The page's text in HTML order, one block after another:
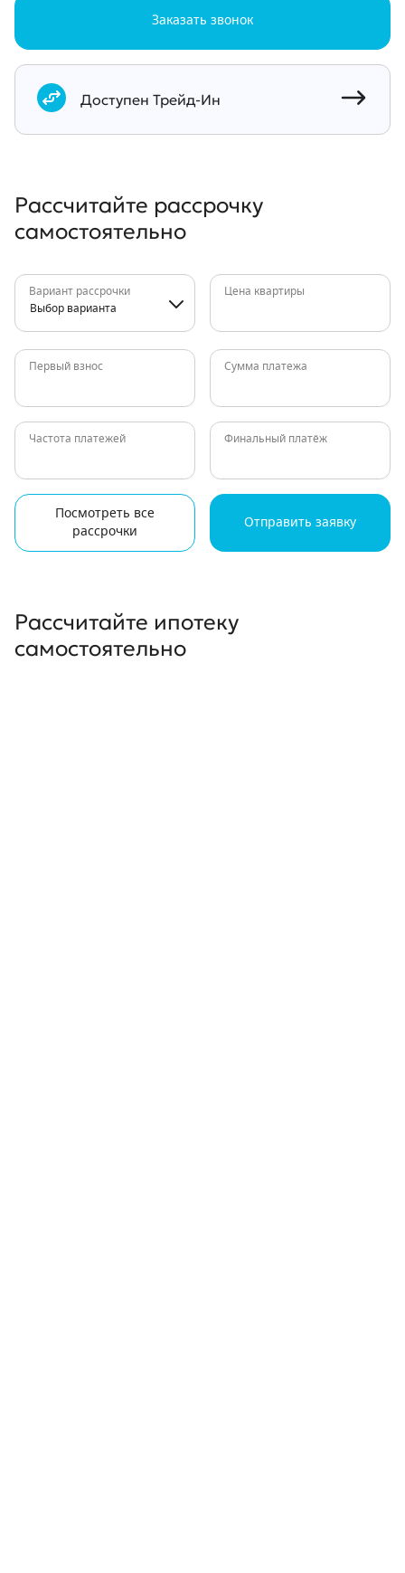
Заказать звонок
Документы
Доступен Трейд-Ин
Рассчитайте рассрочку
самостоятельно
Вариант рассрочки
Выбор варианта
Цена квартиры
Первый взнос Сумма платежа
Частота платежей Финальный платёж
Посмотреть все
рассрочки
Отправить заявку
Рассчитайте ипотеку
самостоятельно